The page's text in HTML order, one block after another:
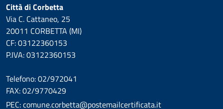
Città di Corbetta
Via C. Cattaneo, 25
20011 CORBETTA (MI)
CF: 03122360153
P.IVA: 03122360153
Telefono: 02/972041
FAX: 02/9770429
PEC: comune.corbetta@postemailcertificata.it